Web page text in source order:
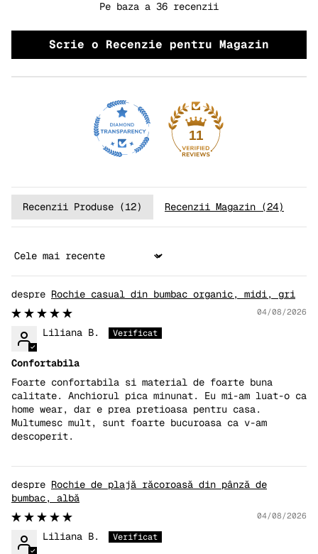
Pe baza a 36 recenzii
Scrie o Recenzie pentru Magazin
11
Recenzii Produse (12) Recenzii Magazin (24)
Sort by
Rochie casual din bumbac organic, midi, gri
04/08/2026
Liliana B.
Confortabila
Foarte confortabila si material de foarte buna
calitate. Anchiorul pica minunat. Eu mi-am luat-o ca
home wear, dar e prea pretioasa pentru casa.
Multumesc mult, sunt foarte bucuroasa ca v-am
descoperit.
Rochie de plajă răcoroasă din pânză de
bumbac, albă
04/08/2026
Liliana B.